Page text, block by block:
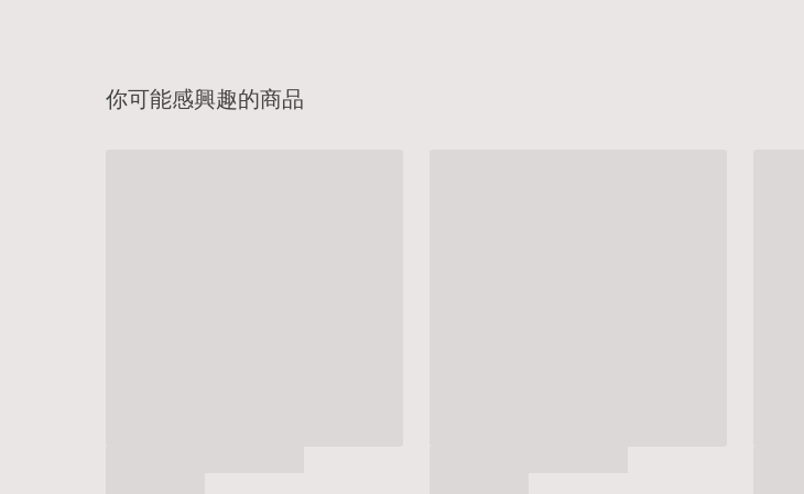
你可能感興趣的商品